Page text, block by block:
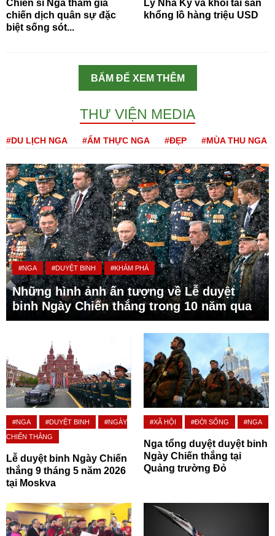
Chiến sĩ Nga tham gia
chiến dịch quân sự đặc
biệt sống sót...
Lý Nhã Kỳ và khối tài sản
khổng lồ hàng triệu USD
BẤM ĐỂ XEM THÊM
THƯ VIỆN MEDIA
#DU LỊCH NGA #ẨM THỰC NGA #ĐẸP #MÙA THU NGA
#NGA #DUYỆT BINH #KHÁM PHÁ
Những hình ảnh ấn tượng về Lễ duyệt
binh Ngày Chiến thắng trong 10 năm qua
#NGA #DUYỆT BINH
#NGÀY
CHIẾN THẮNG
Lễ duyệt binh Ngày Chiến
thắng 9 tháng 5 năm 2026
tại Moskva
#XÃ HỘI #ĐỜI SỐNG #NGA
Nga tổng duyệt duyệt binh
Ngày Chiến thắng tại
Quảng trường Đỏ